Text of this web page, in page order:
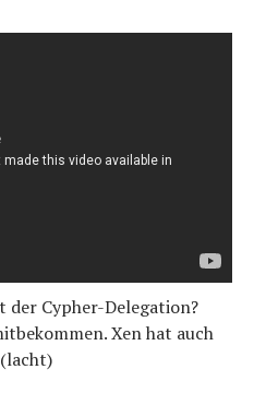
Cypher-Delegation?
Xen hat auch